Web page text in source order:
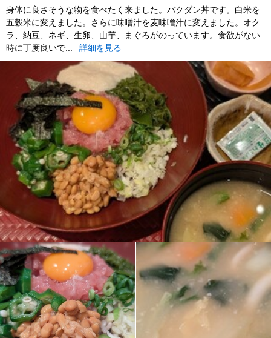
身体に良さそうな物を食べたく来ました。バクダン丼です。白米を
五穀米に変えました。さらに味噌汁を麦味噌汁に変えました。オク
ラ、納豆、ネギ、生卵、山芋、まぐろがのっています。食欲がない
時に丁度良いで...
詳細を見る